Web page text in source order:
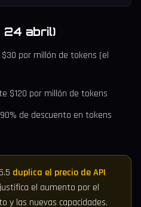
24 abril)
por millón de tokens (el
$120 por millón de tokens
de descuento en tokens
duplica el precio de API
el aumento por el
y las nuevas capacidades.